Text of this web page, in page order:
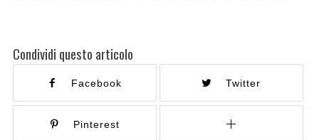
Condividi questo articolo
Facebook Twitter
Pinterest